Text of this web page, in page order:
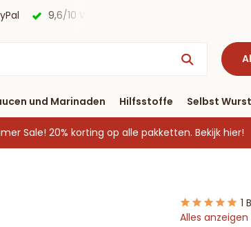
10 Webwinkelkeur ✔
und Marinaden Hilfsstoffe Selbst
Sale! 20% korting op alle pakketten. Bekijk hier!
1
Alles